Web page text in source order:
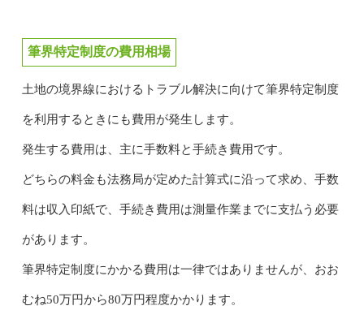
筆界特定制度の費用相場
土地の境界線におけるトラブル解決に向けて筆界特定制度
を利用するときにも費用が発生します。
発生する費用は、主に手数料と手続き費用です。
どちらの料金も法務局が定めた計算式に沿って求め、手数
料は収入印紙で、手続き費用は測量作業までに支払う必要
があります。
筆界特定制度にかかる費用は一律ではありませんが、おお
むね50万円から80万円程度かかります。